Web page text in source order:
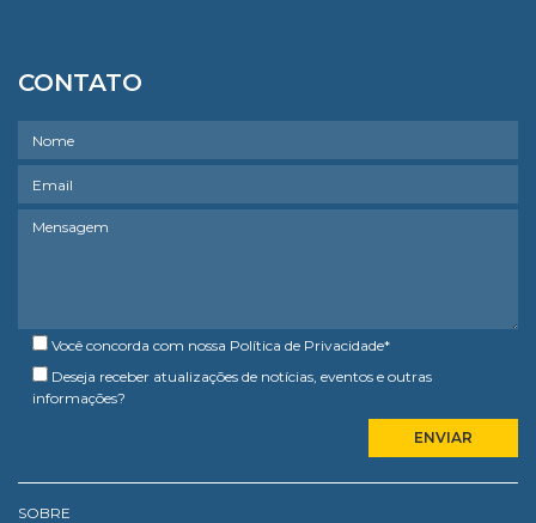
CONTATO
Você concorda com nossa Política de Privacidade*
Deseja receber atualizações de notícias, eventos e outras
informações?
SOBRE